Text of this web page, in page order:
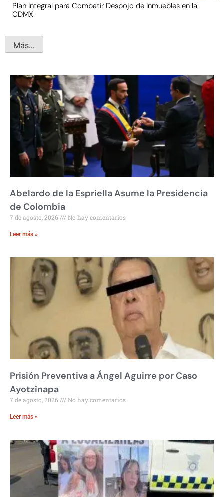
Plan Integral para Combatir Despojo de Inmuebles en la
CDMX
Más...
Abelardo de la Espriella Asume la Presidencia
de Colombia
7 de agosto, 2026 No hay comentarios
Leer más »
Prisión Preventiva a Ángel Aguirre por Caso
Ayotzinapa
7 de agosto, 2026 No hay comentarios
Leer más »